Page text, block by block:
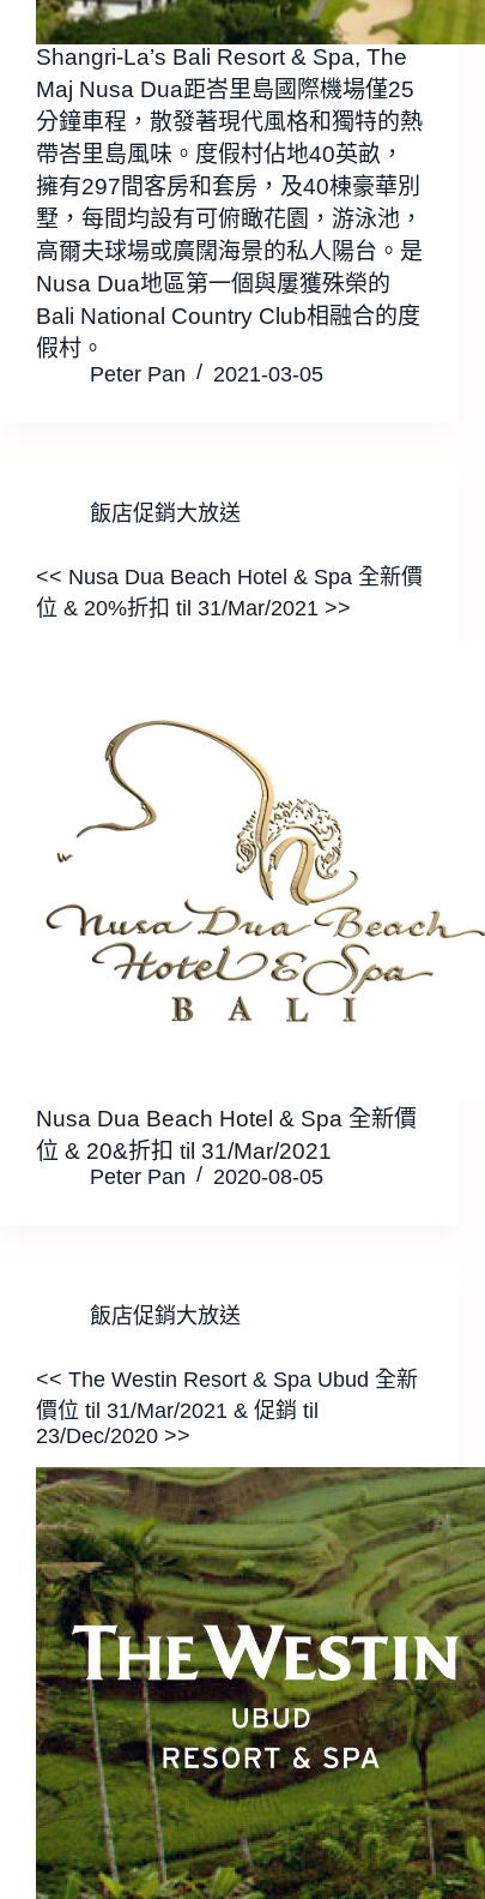
Shangri-La’s Bali Resort & Spa, The
Maj Nusa Dua距峇里島國際機場僅25
分鐘車程，散發著現代風格和獨特的熱
帶峇里島風味。度假村佔地40英畝，
擁有297間客房和套房，及40棟豪華別
墅，每間均設有可俯瞰花園，游泳池，
高爾夫球場或廣闊海景的私人陽台。是
Nusa Dua地區第一個與屢獲殊榮的
Bali National Country Club相融合的度
假村。
Peter Pan 2021-03-05
飯店促銷大放送
<< Nusa Dua Beach Hotel & Spa 全新價
位 & 20%折扣 til 31/Mar/2021 >>
Nusa Dua Beach Hotel & Spa 全新價
位 & 20&折扣 til 31/Mar/2021
Peter Pan 2020-08-05
飯店促銷大放送
<< The Westin Resort & Spa Ubud 全新
價位 til 31/Mar/2021 & 促銷 til
23/Dec/2020 >>